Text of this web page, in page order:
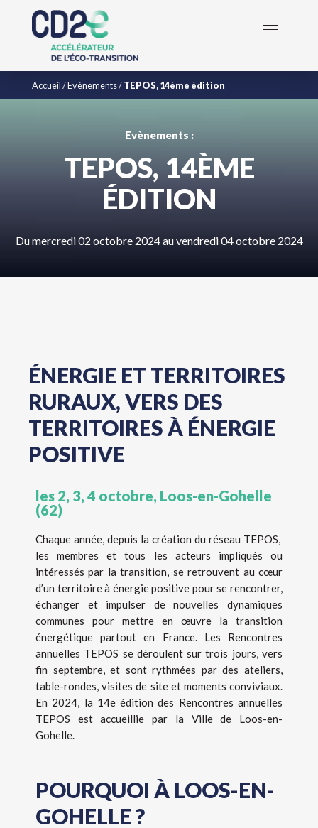
Accueil/Evènements/TEPOS, 14ème édition
Evènements :
TEPOS, 14ÈME
ÉDITION
Du mercredi 02 octobre 2024 au vendredi 04 octobre 2024
ÉNERGIE ET TERRITOIRES
RURAUX, VERS DES
TERRITOIRES À ÉNERGIE
POSITIVE
les 2, 3, 4 octobre, Loos-en-Gohelle
(62)
Chaque année, depuis la création du réseau TEPOS,
les membres et tous les acteurs impliqués ou
intéressés par la transition, se retrouvent au cœur
d’un territoire à énergie positive pour se rencontrer,
échanger et impulser de nouvelles dynamiques
communes pour mettre en œuvre la transition
énergétique partout en France. Les Rencontres
annuelles TEPOS se déroulent sur trois jours, vers
fin septembre, et sont rythmées par des ateliers,
table-rondes, visites de site et moments conviviaux.
En 2024, la 14e édition des Rencontres annuelles
TEPOS est accueillie par la Ville de Loos-en-
Gohelle.
POURQUOI À LOOS-EN-
GOHELLE ?